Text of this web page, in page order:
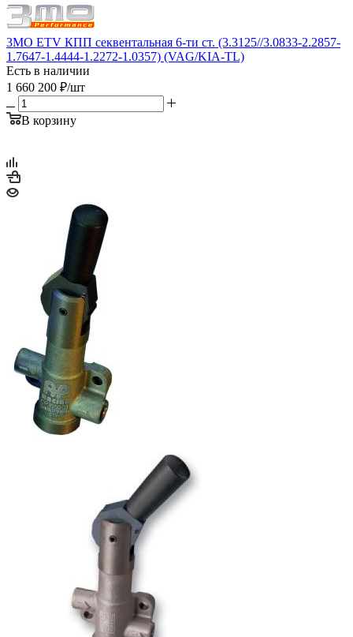
3MO ETV КПП секвентальная 6-ти ст. (3.3125//3.0833-2.2857-
1.7647-1.4444-1.2272-1.0357) (VAG/KIA-TL)
Есть в наличии
1 660 200 ₽/шт
В корзину